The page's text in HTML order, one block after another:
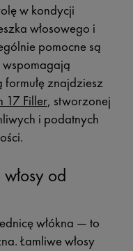
w kondycji
włosowego i
pomocne są
znajdziesz
17 Filler, stworzonej
i podatnych
od
włókna — to
Łamliwe włosy